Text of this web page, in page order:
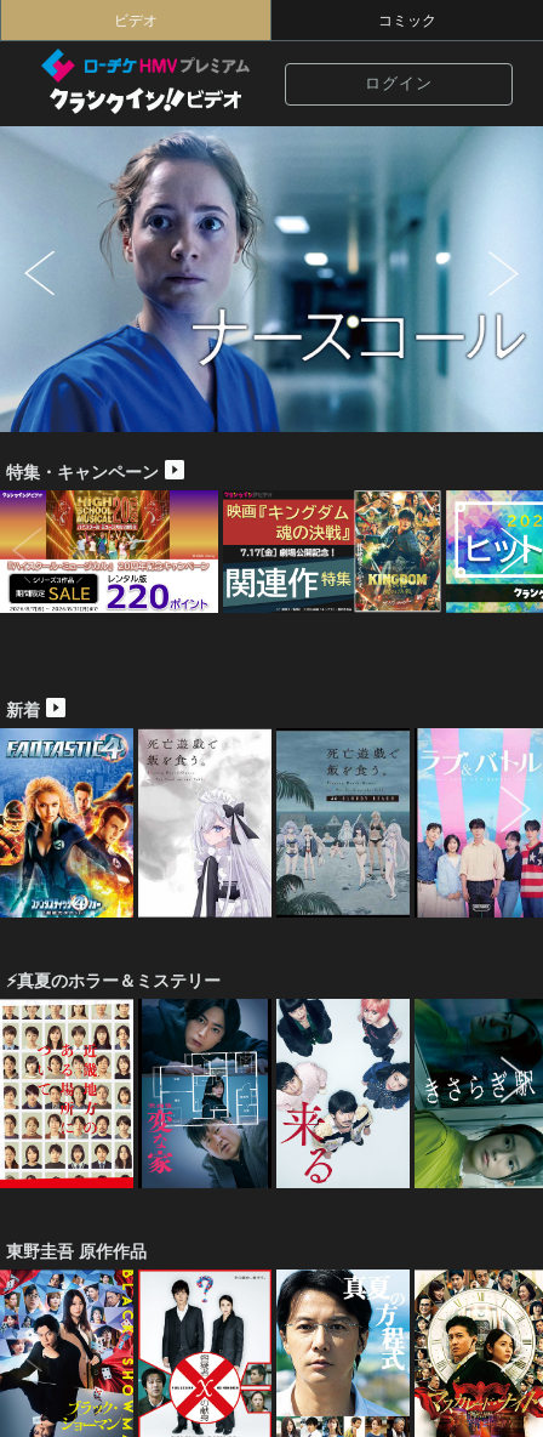
ビデオ コミック
ログイン
特集・キャンペーン
新着
⚡真夏のホラー＆ミステリー
東野圭吾 原作作品